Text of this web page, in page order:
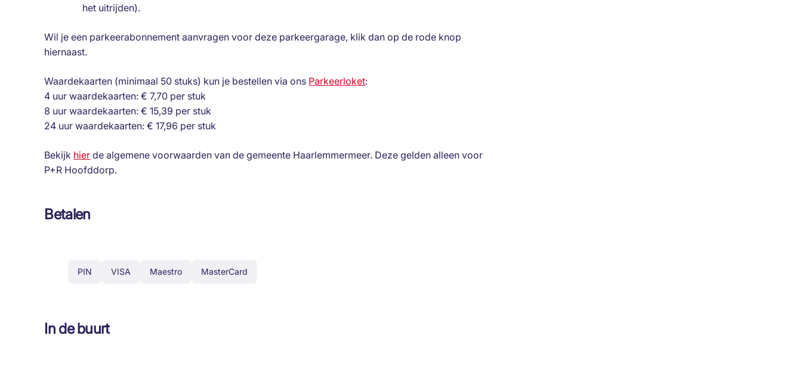
het uitrijden).
Wil je een parkeerabonnement aanvragen voor deze parkeergarage, klik dan op de rode knop
hiernaast.
Waardekaarten (minimaal 50 stuks) kun je bestellen via ons Parkeerloket:
4 uur waardekaarten: € 7,70 per stuk
8 uur waardekaarten: € 15,39 per stuk
24 uur waardekaarten: € 17,96 per stuk
Bekijk hier de algemene voorwaarden van de gemeente Haarlemmermeer. Deze gelden alleen voor
P+R Hoofddorp.
Betalen
PIN VISA Maestro MasterCard
In de buurt